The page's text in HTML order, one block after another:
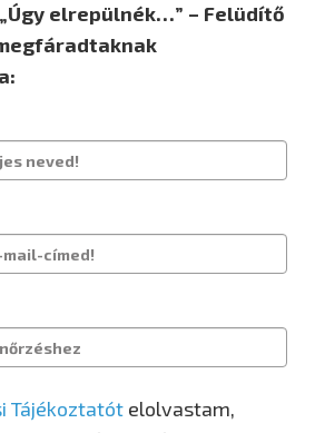
elrepülnék…” – Felüdítő
Tájékoztatót elolvastam,